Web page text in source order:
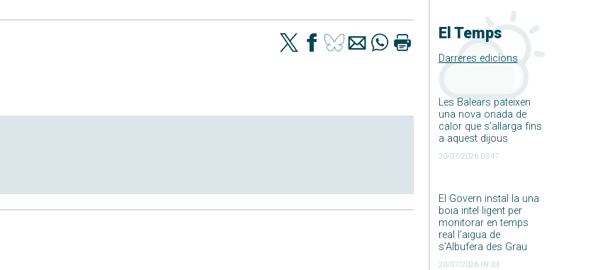
El Temps
Darreres edicions
Les Balears pateixen
una nova onada de
calor que s’allarga fins
a aquest dijous
20/07/2026 03:47
El Govern instal·la una
boia intel·ligent per
monitorar en temps
real l’aigua de
s’Albufera des Grau
20/07/2026 09:33